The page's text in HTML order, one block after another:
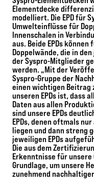
Elementdecke
modelliert. Die EPD für
Umwelteinflüsse für
Innenschalen in
aus. Beide EPDs
Doppelwände, die in
der Syspro-Mitglieder
werden. „Mit der
Syspro-Gruppe der
einen wichtigen Beitrag
unseren EPDs ist, dass
Daten aus allen
sind unsere EPDs
EPDs, denen oftmals
liegen und dann streng
jeweiligen EPDs
Die aus dem
Erkenntnisse für
Grundlage, um unsere
zunehmend